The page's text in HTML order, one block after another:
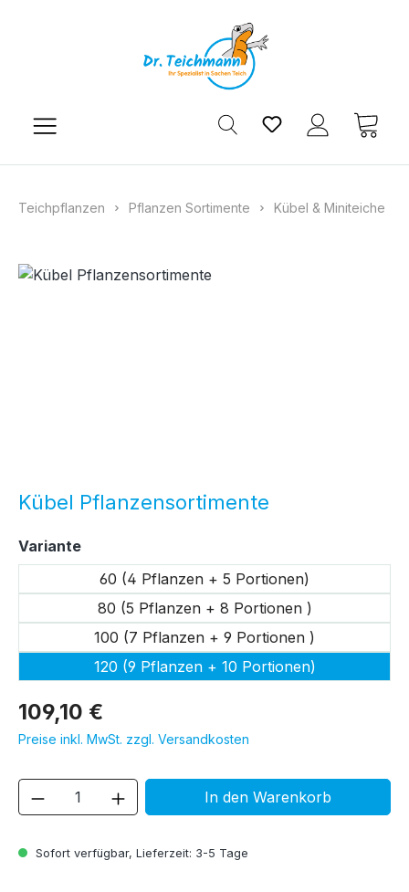
Du hast 0
Teichpflanzen Pflanzen Sortimente Kübel & Miniteiche
Bildergalerie überspringen
Kübel Pflanzensortimente
109,10 €
Preise inkl. MwSt. zzgl. Versandkosten
Sofort verfügbar, Lieferzeit: 3-5 Tage
Varianteauswählen
60 (4 Pflanzen + 5 Portionen)
80 (5 Pflanzen + 8 Portionen )
100 (7 Pflanzen + 9 Portionen )
120 (9 Pflanzen + 10 Portionen)
Produkt Anzahl: Gib denIn den Warenkorb